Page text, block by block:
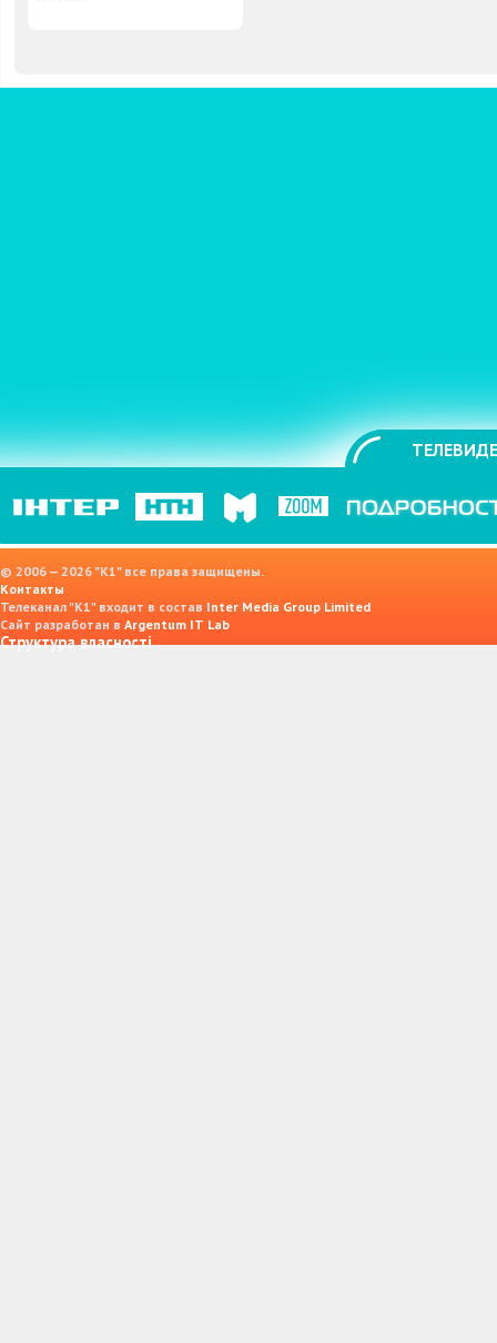
© 2006 — 2026 "K1" все права защищены.
Контакты
Телеканал "К1" входит в состав Inter Media Group Limited
Сайт разработан в Argentum IT Lab
Структура власності